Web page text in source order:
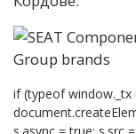
if (typeof
s.async = true; s.src